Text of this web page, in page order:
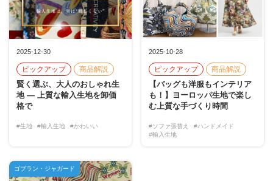
2025-12-30
ピックアップ 商品解説
賢く選ぶ、大人のおしゃれ生
地 — 上質な輸入生地を卸価
格で
#生地 #輸入生地 #かわいい
2025-10-28
ピックアップ 商品解説
【バッグも洋服もインテリア
も！】ヨーロッパ生地で楽し
む上質な手づくり時間
#ソファ張替え
#ハンドメイド
#輸入生地
ゴブラン・ジャガード